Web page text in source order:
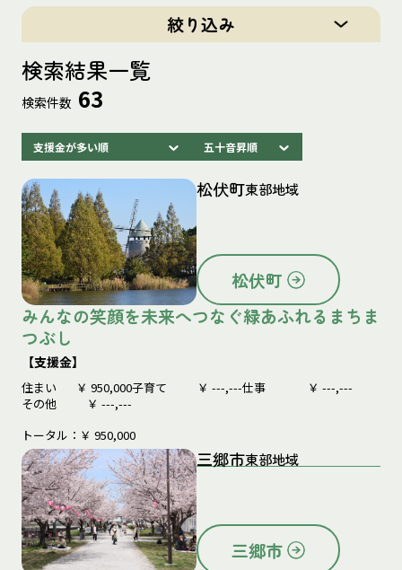
絞り込み
検索結果一覧
検索件数 63
松伏町東部地域
松伏町
みんなの笑顔を未来へつなぐ緑あふれるまちま
つぶし
【支援金】
住まい ￥ 950,000子育て ￥ ---,---仕事 ￥ ---,---
その他
￥ ---,---
トータル：￥ 950,000
三郷市東部地域
三郷市